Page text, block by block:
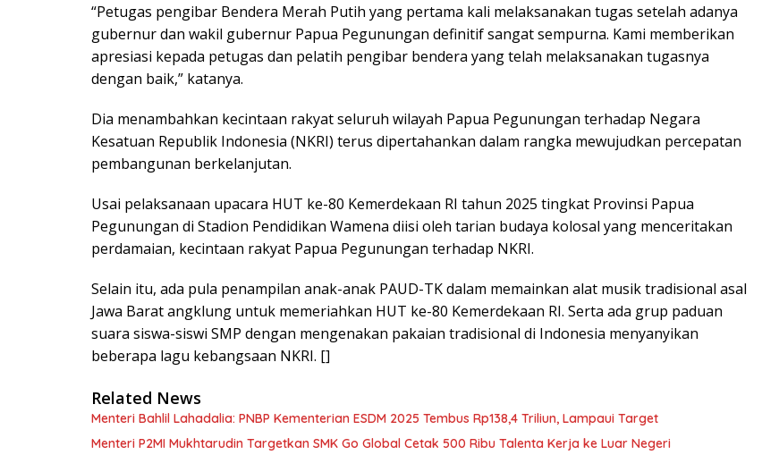
“Petugas pengibar Bendera Merah Putih yang pertama kali melaksanakan tugas setelah adanya
gubernur dan wakil gubernur Papua Pegunungan definitif sangat sempurna. Kami memberikan
apresiasi kepada petugas dan pelatih pengibar bendera yang telah melaksanakan tugasnya
dengan baik,” katanya.
Dia menambahkan kecintaan rakyat seluruh wilayah Papua Pegunungan terhadap Negara
Kesatuan Republik Indonesia (NKRI) terus dipertahankan dalam rangka mewujudkan percepatan
pembangunan berkelanjutan.
Usai pelaksanaan upacara HUT ke-80 Kemerdekaan RI tahun 2025 tingkat Provinsi Papua
Pegunungan di Stadion Pendidikan Wamena diisi oleh tarian budaya kolosal yang menceritakan
perdamaian, kecintaan rakyat Papua Pegunungan terhadap NKRI.
Selain itu, ada pula penampilan anak-anak PAUD-TK dalam memainkan alat musik tradisional asal
Jawa Barat angklung untuk memeriahkan HUT ke-80 Kemerdekaan RI. Serta ada grup paduan
suara siswa-siswi SMP dengan mengenakan pakaian tradisional di Indonesia menyanyikan
beberapa lagu kebangsaan NKRI. []
Related News
Menteri Bahlil Lahadalia: PNBP Kementerian ESDM 2025 Tembus Rp138,4 Triliun, Lampaui Target
Menteri P2MI Mukhtarudin Targetkan SMK Go Global Cetak 500 Ribu Talenta Kerja ke Luar Negeri